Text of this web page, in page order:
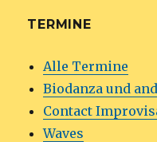
TERMINE
Alle Termine
Biodanza und
Contact
Waves